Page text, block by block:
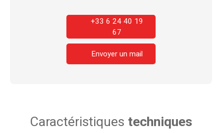
+33 6 24 40 19
67
Envoyer un mail
Caractéristiques techniques